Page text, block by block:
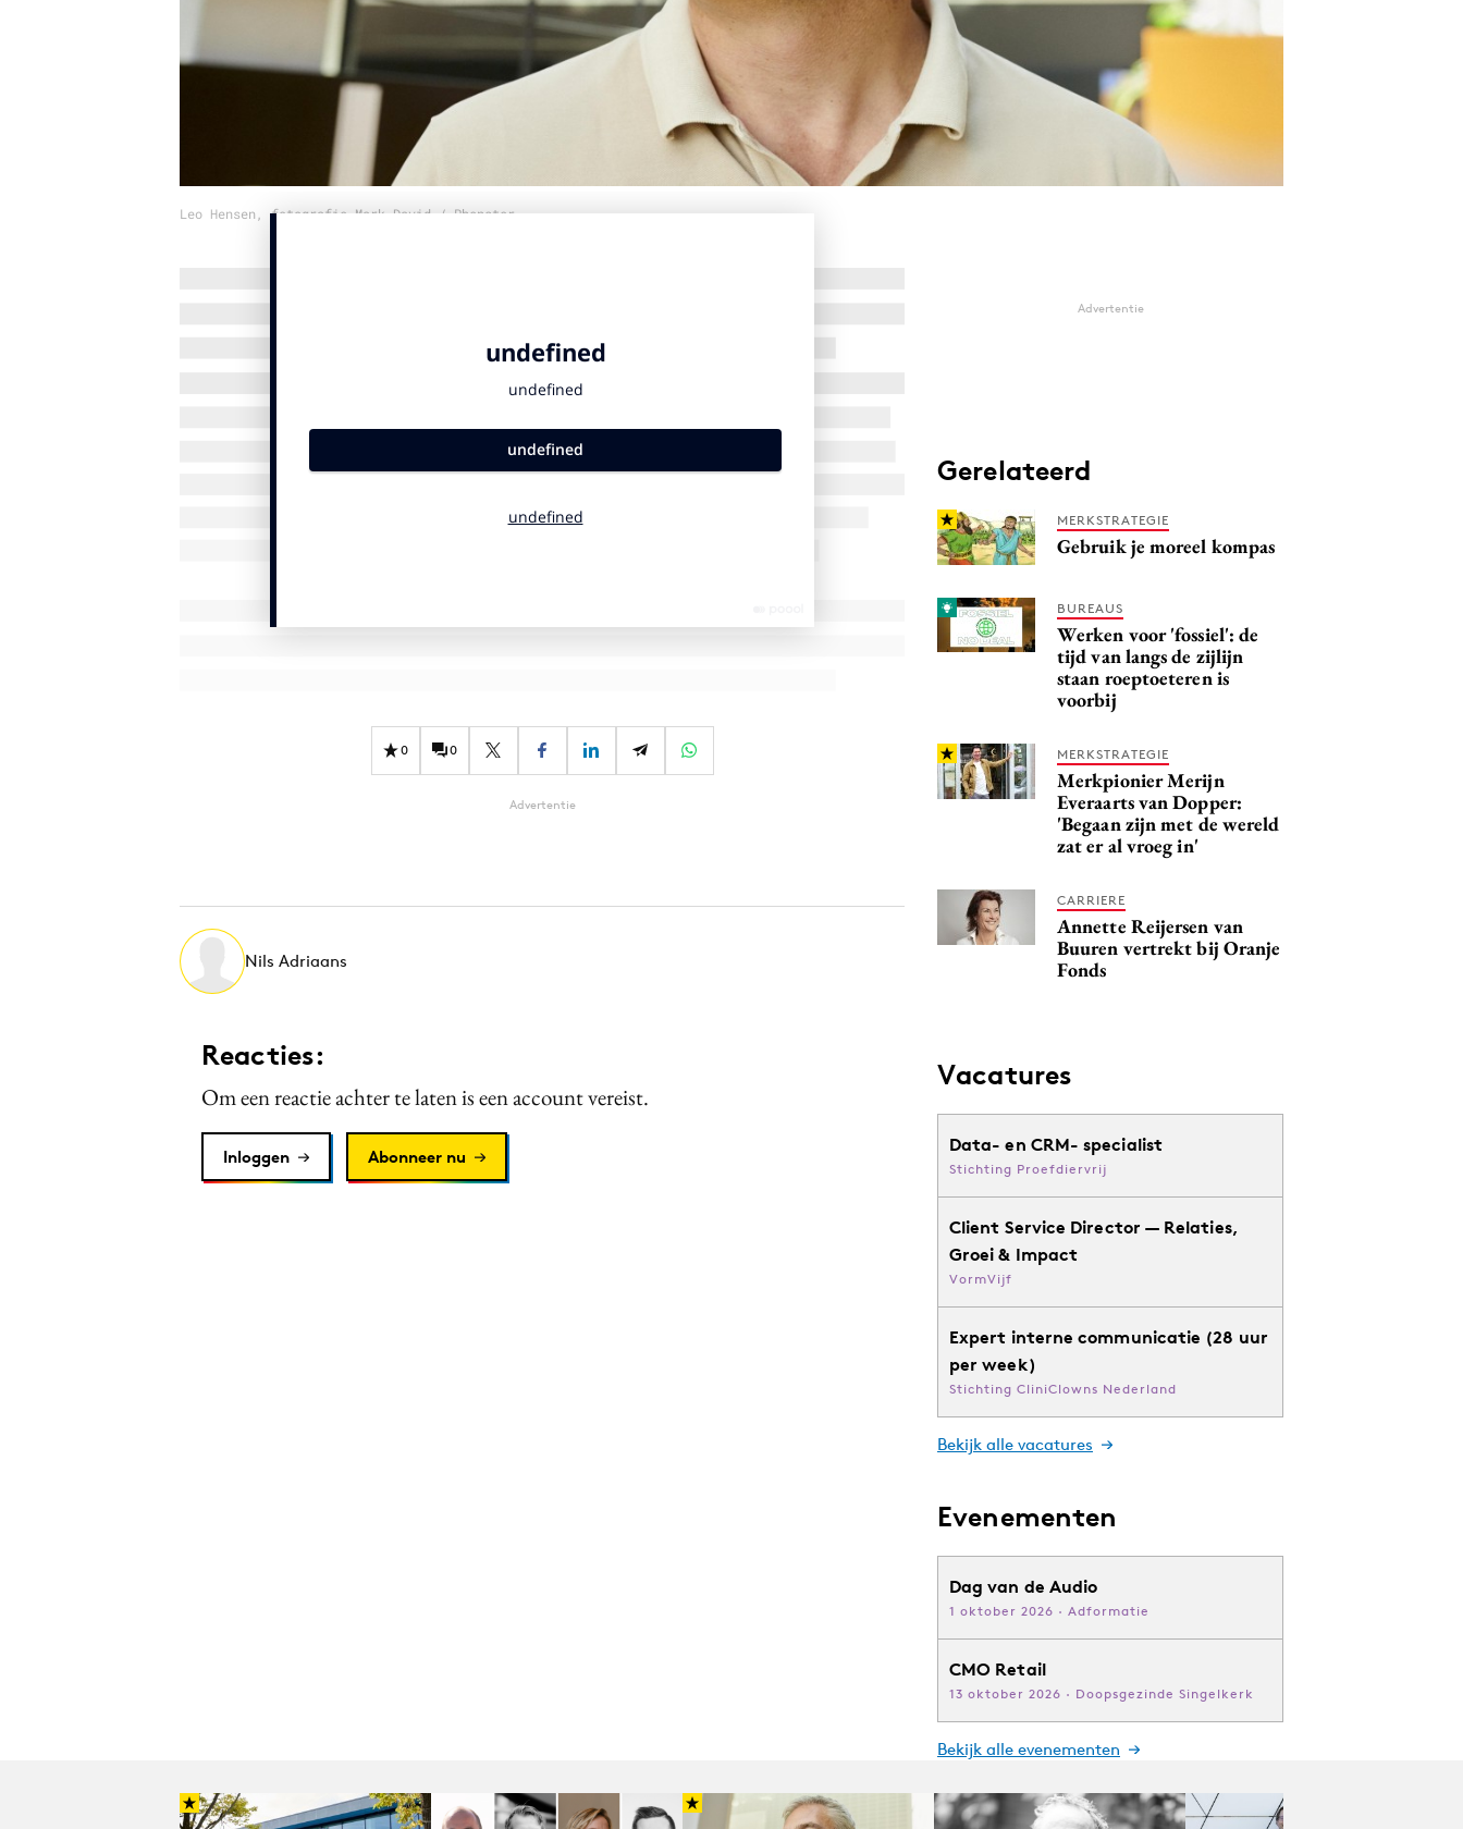
Leo Hensen, fotografie Mark David / Phenster
0 0
Advertentie
Nils Adriaans
Reacties:
Om een reactie achter te laten is een account vereist.
Inloggen Abonneer nu
Advertentie
Gerelateerd
MERKSTRATEGIE
Gebruik je moreel kompas
BUREAUS
Werken voor 'fossiel': de
tijd van langs de zijlijn
staan roeptoeteren is
voorbij
MERKSTRATEGIE
Merkpionier Merijn
Everaarts van Dopper:
'Begaan zijn met de wereld
zat er al vroeg in'
CARRIERE
Annette Reijersen van
Buuren vertrekt bij Oranje
Fonds
Vacatures
Data- en CRM- specialist
Stichting Proefdiervrij
Client Service Director — Relaties,
Groei & Impact
VormVijf
Expert interne communicatie (28 uur
per week)
Stichting CliniClowns Nederland
Bekijk alle vacatures
Evenementen
Dag van de Audio
1 oktober 2026 · Adformatie
CMO Retail
13 oktober 2026 · Doopsgezinde Singelkerk
Bekijk alle evenementen